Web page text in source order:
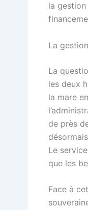
la
La
La
les deux
la mare
de près
Le
que les
Face à